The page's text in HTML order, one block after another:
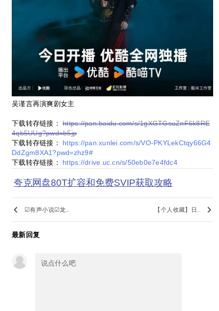
吴谨言再演爽剧女主
下载转存链接：https://pan.baidu.com/s/1gXGTGsuZnF6k8RE
4qb5UUg?pwd=b5jp
下载转存链接： https://pan.xunlei.com/s/VO-PKYLekCtqy66G4
DdZgm8XA1?pwd=zhz9#
下载转存链接： https://drive.uc.cn/s/50eb0e7e4fdc4
夸克网盘80T扩容和免费SVIP获取攻略
keyboard_arrow_left ☑有声小说☑龙.. 【个人收藏】日.. keyboard_arrow_right
最新回复